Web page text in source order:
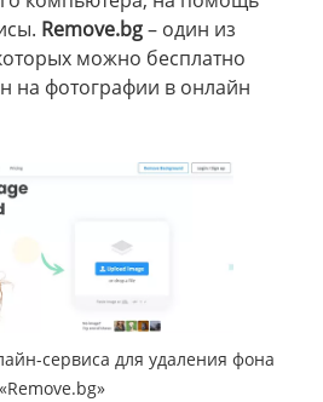
Remove.bg– один из
можно бесплатно
на фотографии в онлайн
сервиса для удаления фона
«Remove.bg»